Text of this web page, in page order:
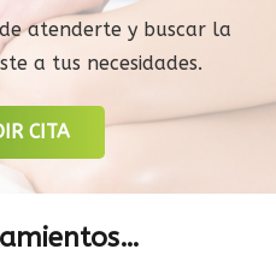
atenderte y buscar la
a tus necesidades.
CITA